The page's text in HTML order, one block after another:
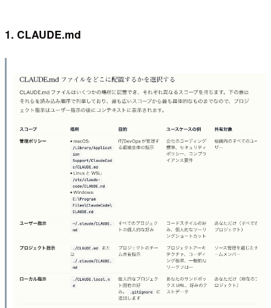
1. CLAUDE.md